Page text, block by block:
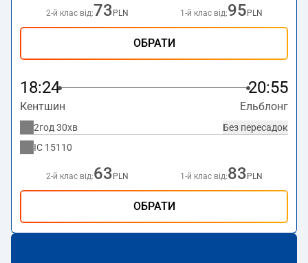
2-й клас від:73 PLN 1-й клас від:95 PLN
ОБРАТИ
18:24 20:55
Кентшин Ельблонг
Без пересадок
2год 30хв
IC 15110
2-й клас від:63 PLN 1-й клас від:83 PLN
ОБРАТИ